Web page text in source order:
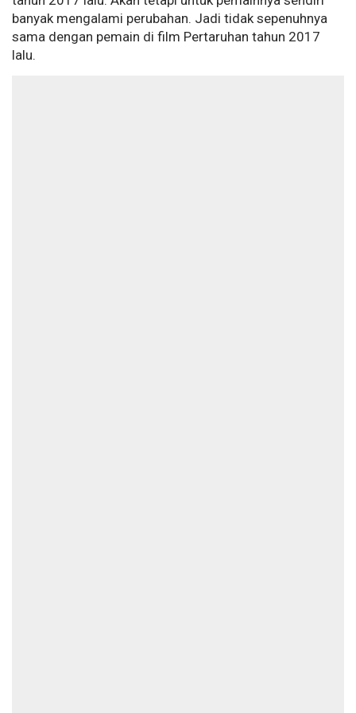
banyak mengalami perubahan. Jadi tidak sepenuhnya
sama dengan pemain di film Pertaruhan tahun 2017
lalu.